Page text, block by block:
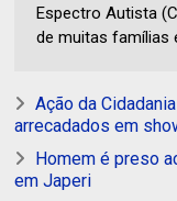
Espectro Autista
de muitas famílias
Ação da
arrecadados em
Homem é preso
em Japeri